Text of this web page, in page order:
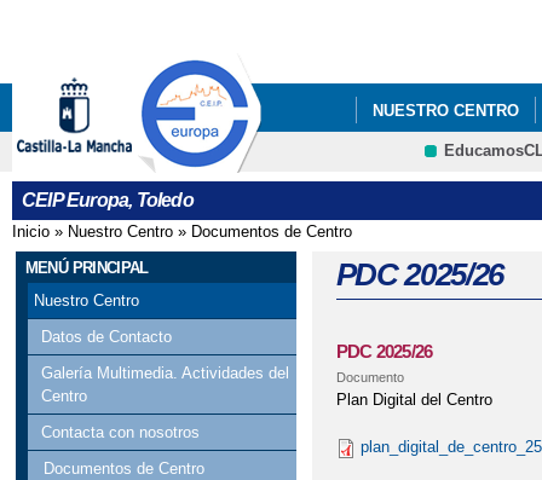
NUESTRO CENTRO
PROYECTOS
PARTICIPACIÓN VI
CEIP Europa, Toledo
Se encuentra usted aquí
Inicio » Nuestro Centro » Documentos de Centro
MENÚ PRINCIPAL
Nuestro Centro
Datos de Contacto
Galería Multimedia. Actividades del
Centro
Contacta con nosotros
Documentos de Centro
PDC 2025/26
PDC 2025/26
Documento
Plan Digital del Centro